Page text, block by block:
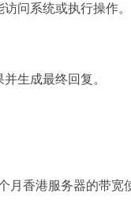
问系统或执行操作。
生成最终回复。
月香港服务器的带宽